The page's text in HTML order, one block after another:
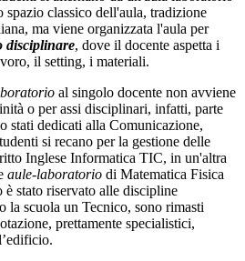
spazio classico dell'aula, tradizione
ma viene organizzata l'aula per
disciplinare, dove il docente aspetta i
il setting, i materiali.
al singolo docente non avviene
o per assi disciplinari, infatti, parte
stati dedicati alla Comunicazione,
si recano per la gestione delle
Inglese Informatica TIC, in un'altra
aule-laboratorio di Matematica Fisica
stato riservato alle discipline
la scuola un Tecnico, sono rimasti
prettamente specialistici,